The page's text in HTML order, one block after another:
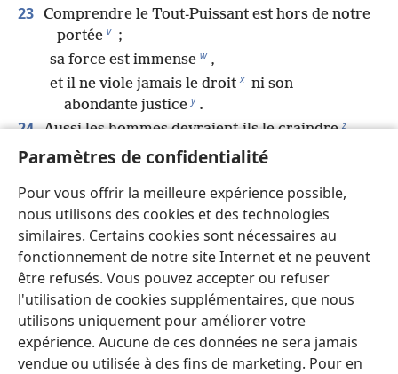
Paramètres de confidentialité
Pour vous offrir la meilleure expérience possible,
nous utilisons des cookies et des technologies
similaires. Certains cookies sont nécessaires au
fonctionnement de notre site Internet et ne peuvent
être refusés. Vous pouvez accepter ou refuser
l'utilisation de cookies supplémentaires, que nous
utilisons uniquement pour améliorer votre
expérience. Aucune de ces données ne sera jamais
vendue ou utilisée à des fins de marketing. Pour en
23 Comprendre le Tout-Puissant est hors de notre
portée v ;
sa force est immense w ,
et il ne viole jamais le droit x ni son
abondante justice y .
24 Aussi les hommes devraient-ils le craindre z .
Car il ne favorise aucun de ceux qui se croient
Précédent Suivant
Copyrights pour cette publication
Copyright ©2026Watch Tower Bible and Tract Society of